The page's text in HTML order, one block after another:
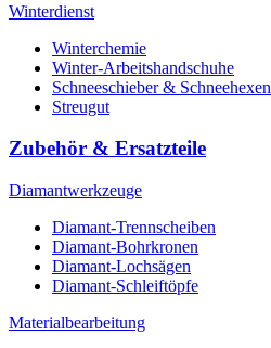
Winterdienst
Winterchemie
Winter-Arbeitshandschuhe
Schneeschieber & Schneehexen
Streugut
Zubehör & Ersatzteile
Diamantwerkzeuge
Diamant-Trennscheiben
Diamant-Bohrkronen
Diamant-Lochsägen
Diamant-Schleiftöpfe
Materialbearbeitung